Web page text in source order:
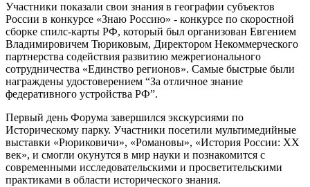
Участники показали свои знания в географии субъектов
России в конкурсе «Знаю Россию» - конкурсе по скоростной
сборке спилс-карты РФ, который был организован Евгением
Владимировичем Тюриковым, Директором Некоммерческого
партнерства содействия развитию межрегионального
сотрудничества «Единство регионов». Самые быстрые были
награждены удостоверением “За отличное знание
федеративного устройства РФ”.
Первый день Форума завершился экскурсиями по
Историческому парку. Участники посетили мультимедийные
выставки «Рюриковичи», «Романовы», «История России: XX
век», и смогли окунутся в мир науки и познакомится с
современными исследовательскими и просветительскими
практиками в области исторического знания.